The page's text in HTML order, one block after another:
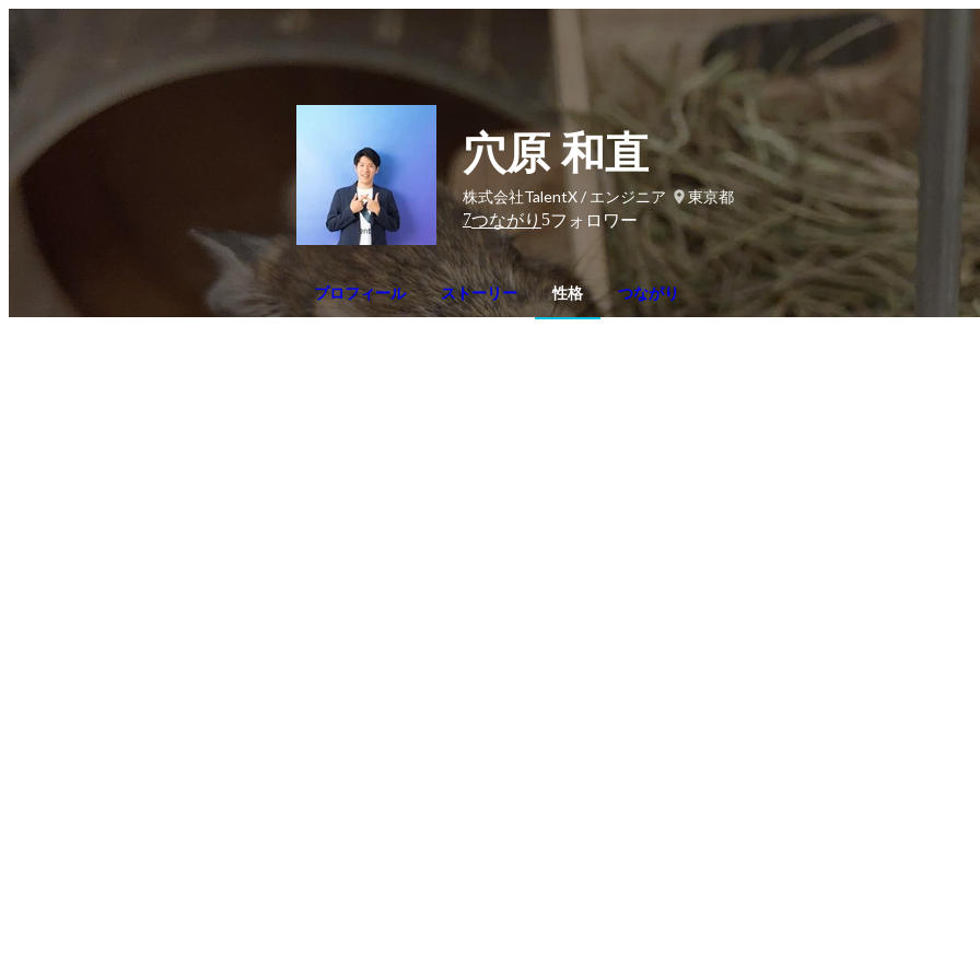
穴原 和直
株式会社TalentX / エンジニア
東京都
7つながり 5フォロワー
プロフィール ストーリー 性格 つながり